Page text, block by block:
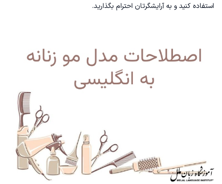
استفاده کنید و به آرایشگرتان احترام بگذارید.